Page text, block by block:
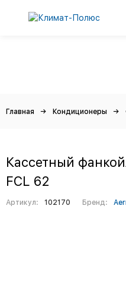
Главная Кондиционеры
Кассетный
FCL 62
Артикул: 102170 Бренд: